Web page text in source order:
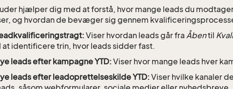
hjælper dig med at forstå, hvor mange leads du
og hvordan de bevæger sig gennem
Viser hvordan leads går fra Åbentil
at identificere trin, hvor leads sidder fast.
leads efter kampagne YTD: Viser hvor mange leads hver
leads efter leadoprettelseskilde YTD: Viser hvilke kanaler